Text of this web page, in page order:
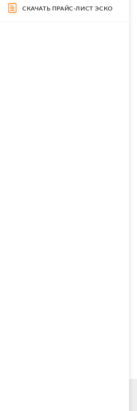
СКАЧАТЬ ПРАЙС-ЛИСТ ЭСКО